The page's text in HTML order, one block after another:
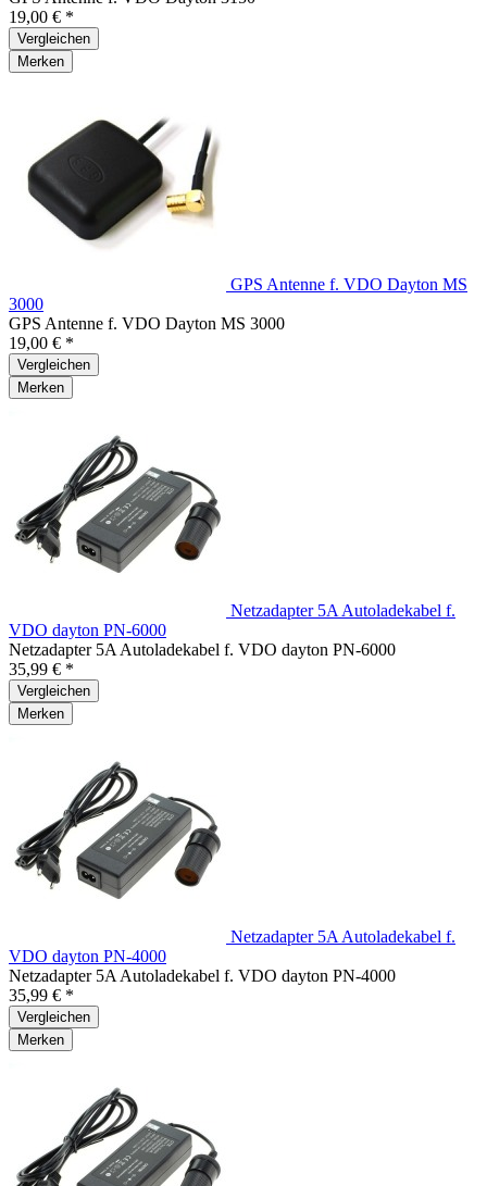
19,00 € *
Vergleichen
Merken
GPS Antenne f. VDO Dayton MS
3000
GPS Antenne f. VDO Dayton MS 3000
19,00 € *
Vergleichen
Merken
Netzadapter 5A Autoladekabel f.
VDO dayton PN-6000
Netzadapter 5A Autoladekabel f. VDO dayton PN-6000
35,99 € *
Vergleichen
Merken
Netzadapter 5A Autoladekabel f.
VDO dayton PN-4000
Netzadapter 5A Autoladekabel f. VDO dayton PN-4000
35,99 € *
Vergleichen
Merken